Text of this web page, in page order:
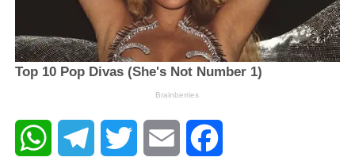
WhatsAppTelegram Twitter Email